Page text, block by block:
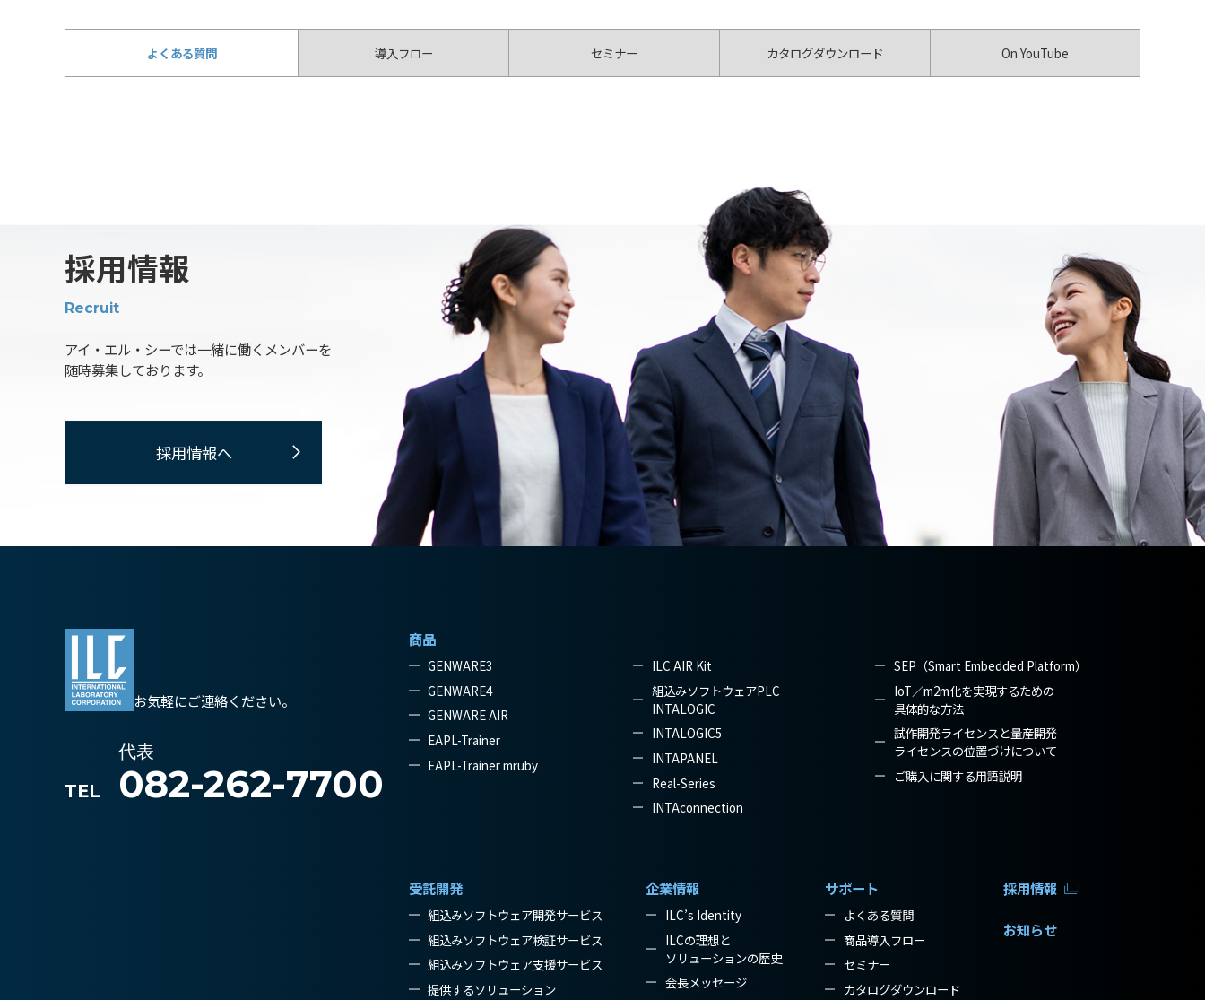
よくある質問 導入フロー セミナー カタログダウンロード On YouTube
採用情報
Recruit
アイ・エル・シーでは一緒に働くメンバーを
随時募集しております。
採用情報へ
お気軽にご連絡ください。
代表
TEL
082-262-7700
商品
GENWARE3
GENWARE4
GENWARE AIR
EAPL-Trainer
EAPL-Trainer mruby
ILC AIR Kit
組込みソフトウェアPLC
INTALOGIC
INTALOGIC5
INTAPANEL
Real-Series
INTAconnection
SEP（Smart Embedded Platform）
IoT／m2m化を実現するための
具体的な方法
試作開発ライセンスと量産開発
ライセンスの位置づけについて
ご購入に関する用語説明
受託開発
組込みソフトウェア開発サービス
組込みソフトウェア検証サービス
組込みソフトウェア支援サービス
提供するソリューション
企業情報
ILC’s Identity
ILCの理想と
ソリューションの歴史
会長メッセージ
サポート
よくある質問
商品導入フロー
セミナー
カタログダウンロード
採用情報
お知らせ